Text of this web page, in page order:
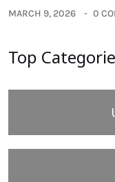
MARCH 9, 2026 0
Top